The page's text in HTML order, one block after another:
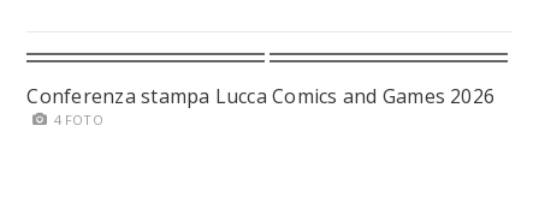
Conferenza stampa Lucca Comics and Games 2026
4 FOTO